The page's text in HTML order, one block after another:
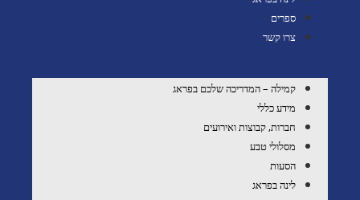
ספרים
צרו קשר
קמילה – המדריכה שלכם בפראג
מידע כללי
חברות, קבוצות ואירועים
מסלולי טבע
הסעות
לינה בפראג